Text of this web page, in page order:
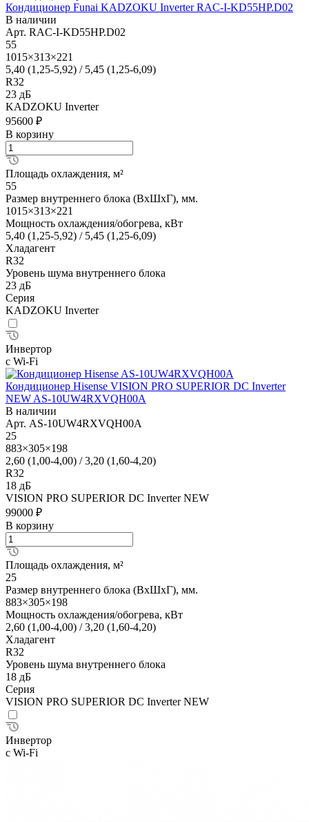
Кондиционер Funai KADZOKU Inverter RAC-I-KD55HP.D02
В наличии
Арт. RAC-I-KD55HP.D02
55
1015×313×221
5,40 (1,25-5,92) / 5,45 (1,25-6,09)
R32
23 дБ
KADZOKU Inverter
95600 ₽
В корзину
Площадь охлаждения, м²
55
Размер внутреннего блока (ВхШхГ), мм.
1015×313×221
Мощность охлаждения/обогрева, кВт
5,40 (1,25-5,92) / 5,45 (1,25-6,09)
Хладагент
R32
Уровень шума внутреннего блока
23 дБ
Серия
KADZOKU Inverter
Инвертор
с Wi-Fi
Кондиционер Hisense VISION PRO SUPERIOR DC Inverter
NEW AS-10UW4RXVQH00A
В наличии
Арт. AS-10UW4RXVQH00A
25
883×305×198
2,60 (1,00-4,00) / 3,20 (1,60-4,20)
R32
18 дБ
VISION PRO SUPERIOR DC Inverter NEW
99000 ₽
В корзину
Площадь охлаждения, м²
25
Размер внутреннего блока (ВхШхГ), мм.
883×305×198
Мощность охлаждения/обогрева, кВт
2,60 (1,00-4,00) / 3,20 (1,60-4,20)
Хладагент
R32
Уровень шума внутреннего блока
18 дБ
Серия
VISION PRO SUPERIOR DC Inverter NEW
Инвертор
с Wi-Fi